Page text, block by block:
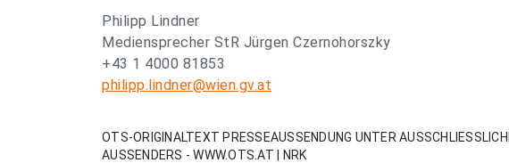
Philipp Lindner
Mediensprecher StR Jürgen Czernohorszky
+43 1 4000 81853
philipp.lindner@wien.gv.at
OTS-ORIGINALTEXT PRESSEAUSSENDUNG UNTER
AUSSENDERS - WWW.OTS.AT | NRK